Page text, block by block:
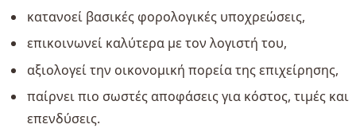
κατανοεί βασικές φορολογικές υποχρεώσεις,
επικοινωνεί καλύτερα με τον λογιστή του,
αξιολογεί την οικονομική πορεία της επιχείρησης,
παίρνει πιο σωστές αποφάσεις για κόστος, τιμές και
επενδύσεις.